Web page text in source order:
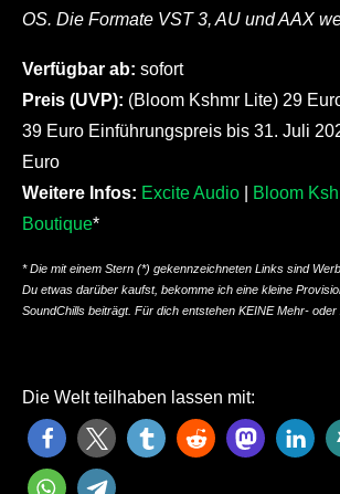
OS. Die Formate VST 3, AU und AAX
Verfügbar ab: sofort
Preis (UVP): (Bloom Kshmr Lite) 29
39 Euro Einführungspreis bis 31. Juli
Euro
Weitere Infos: Excite Audio
Bloom
Boutique*
* Die mit einem Stern (*) gekennzeichneten Links sind
Du etwas darüber kaufst, bekomme ich eine kleine
SoundChills beiträgt. Für dich entstehen KEINE Mehr-
Die Welt teilhaben lassen mit: